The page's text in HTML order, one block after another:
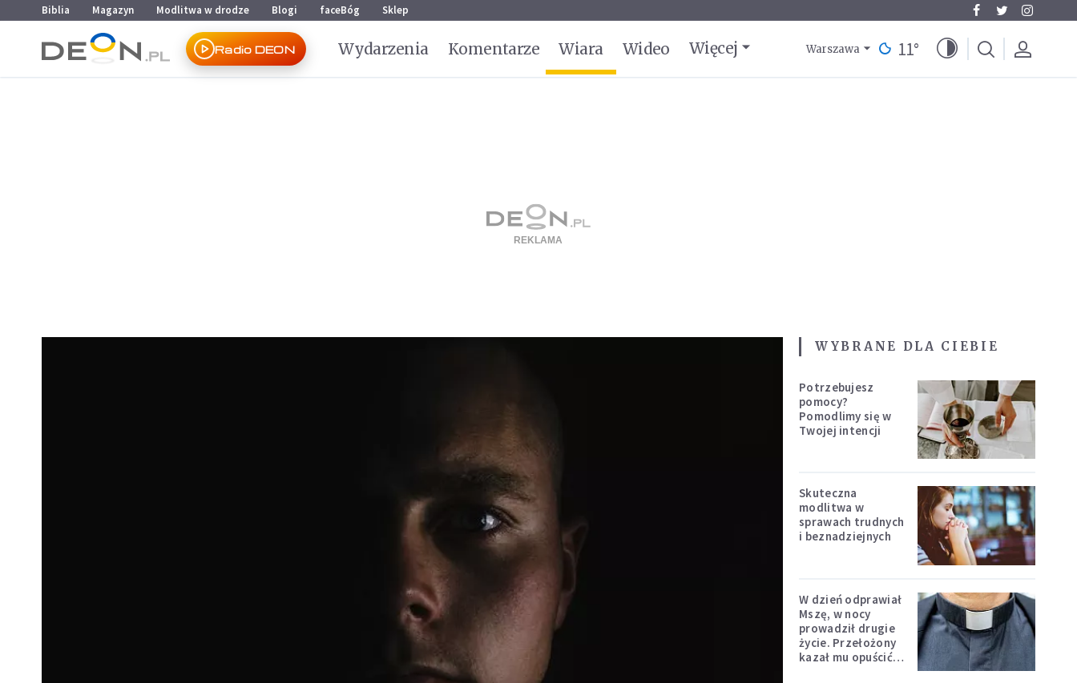
Przejdź do menu głównego
Przejdź do treści
Biblia Magazyn Modlitwa w drodze Blogi faceBóg Sklep
Radio DEON Wydarzenia Komentarze Wiara Wideo Więcej Warszawa 11°
WYBRANE DLA CIEBIE
Potrzebujesz
pomocy?
Pomodlimy się w
Twojej intencji
Skuteczna
modlitwa w
sprawach trudnych
i beznadziejnych
W dzień odprawiał
Mszę, w nocy
prowadził drugie
życie. Przełożony
kazał mu opuścić